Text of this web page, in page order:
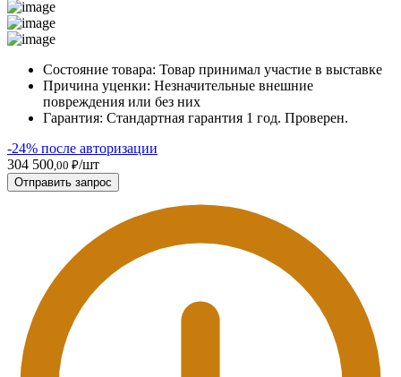
Состояние товара: Товар принимал участие в выставке
Причина уценки: Незначительные внешние
повреждения или без них
Гарантия: Стандартная гарантия 1 год. Проверен.
-24% после авторизации
304 500 ,00 ₽/шт
Отправить запрос